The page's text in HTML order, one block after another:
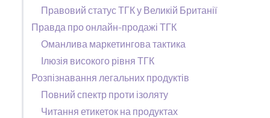
Правовий статус ТГК у Великій Британії
Правда про онлайн-продажі ТГК
Оманлива маркетингова тактика
Ілюзія високого рівня ТГК
Розпізнавання легальних продуктів
Повний спектр проти ізоляту
Читання етикеток на продуктах